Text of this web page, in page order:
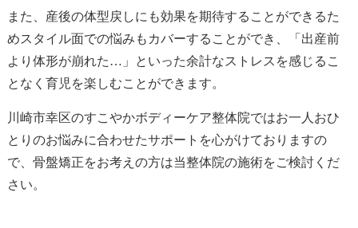
また、産後の体型戻しにも効果を期待することができるた
めスタイル面での悩みもカバーすることができ、「出産前
より体形が崩れた…」といった余計なストレスを感じるこ
となく育児を楽しむことができます。
川崎市幸区のすこやかボディーケア整体院ではお一人おひ
とりのお悩みに合わせたサポートを心がけておりますの
で、骨盤矯正をお考えの方は当整体院の施術をご検討くだ
さい。